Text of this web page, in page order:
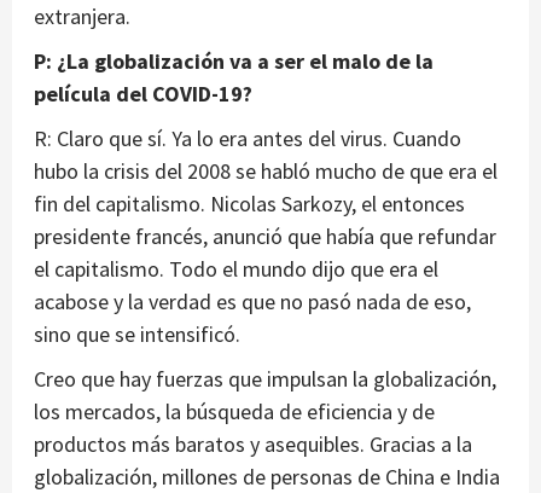
extranjera.
P: ¿La globalización va a ser el malo de la
película del COVID-19?
R: Claro que sí. Ya lo era antes del virus. Cuando
hubo la crisis del 2008 se habló mucho de que era el
fin del capitalismo. Nicolas Sarkozy, el entonces
presidente francés, anunció que había que refundar
el capitalismo. Todo el mundo dijo que era el
acabose y la verdad es que no pasó nada de eso,
sino que se intensificó.
Creo que hay fuerzas que impulsan la globalización,
los mercados, la búsqueda de eficiencia y de
productos más baratos y asequibles. Gracias a la
globalización, millones de personas de China e India